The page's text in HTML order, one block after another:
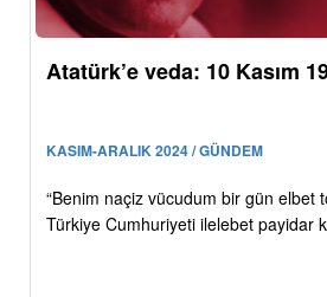
Atatürk’e veda: 10 Kasım
KASIM-ARALIK 2024 / GÜNDEM
“Benim naçiz vücudum bir gün elbet
Türkiye Cumhuriyeti ilelebet payidar